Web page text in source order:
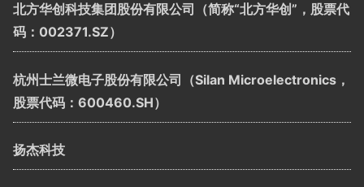
北方华创科技集团股份有限公司（简称“北方华创”，股票代
码：002371.SZ）
杭州士兰微电子股份有限公司（Silan Microelectronics，
股票代码：600460.SH）
扬杰科技